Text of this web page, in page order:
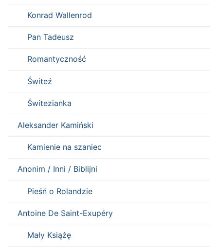
Konrad Wallenrod
Pan Tadeusz
Romantyczność
Świteź
Świtezianka
Aleksander Kamiński
Kamienie na szaniec
Anonim / Inni / Biblijni
Pieśń o Rolandzie
Antoine De Saint-Exupéry
Mały Książę